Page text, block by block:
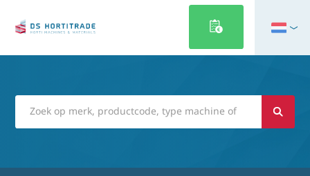
English
Deutsch
Polski